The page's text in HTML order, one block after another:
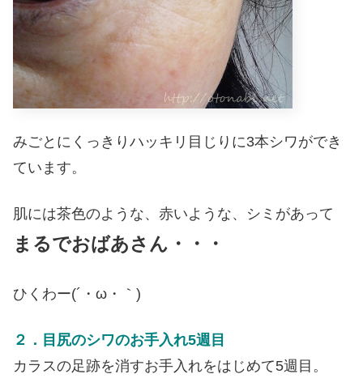
みごとにくっきりハッキリ目じりに3本シワができ
ています。
肌には茶色のような、赤いような、シミがあって
まるでおばあさん・・・
ひくわー(´・ω・｀)
２．目尻のシワのお手入れ5週目
カラスの足跡を消すお手入れをはじめて5週目。